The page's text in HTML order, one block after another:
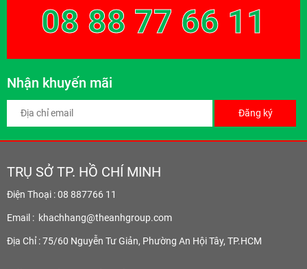
08 88 77 66 11
Nhận khuyến mãi
Đăng ký
TRỤ SỞ TP. HỒ CHÍ MINH
Điện Thoại : 08 887766 11
Email : khachhang@theanhgroup.com
Địa Chỉ : 75/60 Nguyễn Tư Giản, Phường An Hội Tây, TP.HCM